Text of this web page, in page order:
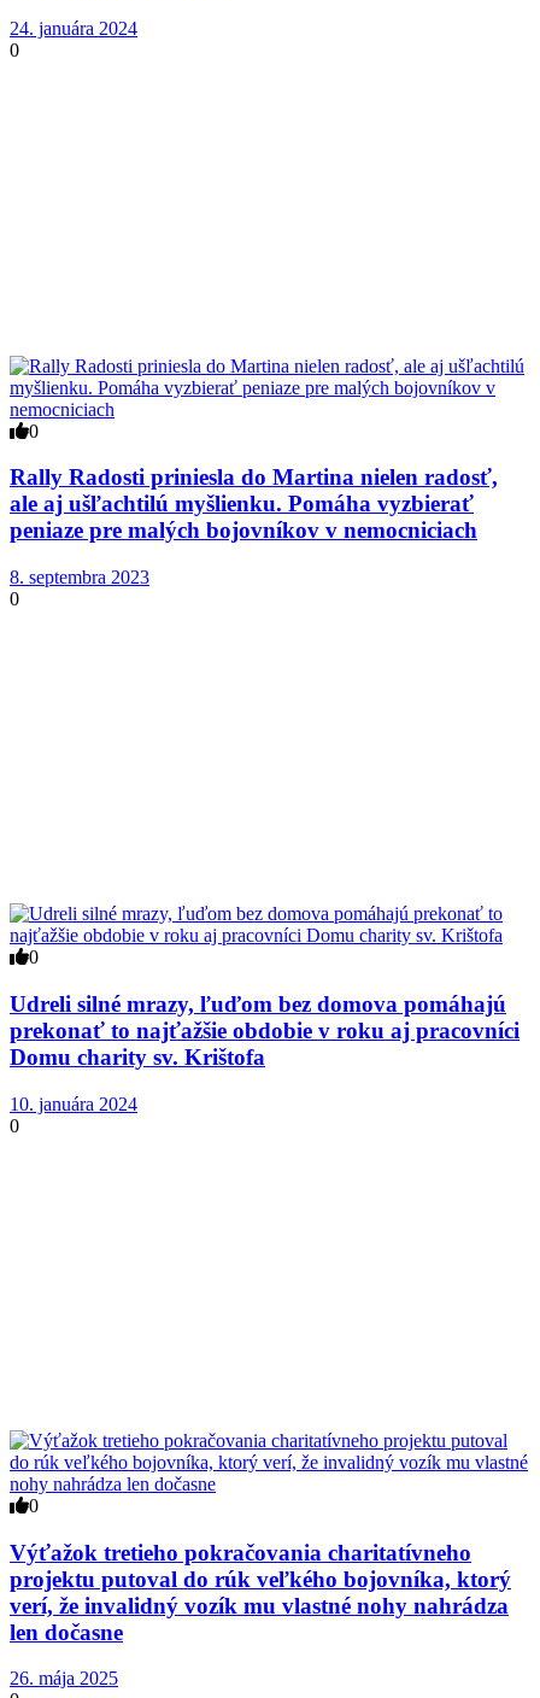
24. januára 2024
0
0
Rally Radosti priniesla do Martina nielen radosť,
ale aj ušľachtilú myšlienku. Pomáha vyzbierať
peniaze pre malých bojovníkov v nemocniciach
8. septembra 2023
0
0
Udreli silné mrazy, ľuďom bez domova pomáhajú
prekonať to najťažšie obdobie v roku aj pracovníci
Domu charity sv. Krištofa
10. januára 2024
0
0
Výťažok tretieho pokračovania charitatívneho
projektu putoval do rúk veľkého bojovníka, ktorý
verí, že invalidný vozík mu vlastné nohy nahrádza
len dočasne
26. mája 2025